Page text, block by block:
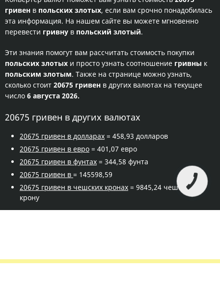
гривен в польских злотых, если вам срочно понадобилась
эта информация. На нашем сайте вы можете мгновенно
перевести гривну в польский злотый.
Эти знания помогут вам рассчитать стоимость покупки
польских злотых и просто узнать соотношение гривны к
польским злотым. Также на странице можно узнать,
сколько стоит 20675 гривен в других валютах на текущее
число 6 августа 2026.
20675 гривен в других валютах
20675 гривен в долларах = 458,93 долларов
20675 гривен в евро = 401,07 евро
20675 гривен в фунтах = 344,58 фунта
20675 гривен в = 145598,59
20675 гривен в чешских кронах = 9845,24 чешскую
крону